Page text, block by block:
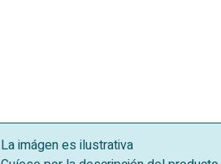
La imágen es ilustrativa